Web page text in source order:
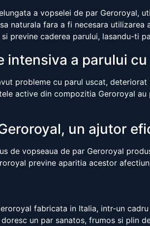
a vopselei de par Geroroyal,
naturala fara a fi necesara
previne caderea parului, lasandu-ti
intensiva a parului
probleme cu parul uscat,
active din compozitia Geroroyal
un ajutor
de vopseaua de par Geroroyal
previne aparitia acestor
fabricata in Italia, intr-un
un par sanatos, frumos si plin